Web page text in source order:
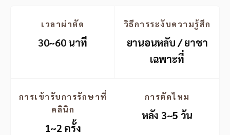
เวลาผ่าตัด
30~60 นาที
วิธีการระงับความรู้สึก
ยานอนหลับ / ยาชา
เฉพาะที่
การเข้ารับการรักษาที่
คลินิก
1~2 ครั้ง
การตัดไหม
หลัง 3~5 วัน